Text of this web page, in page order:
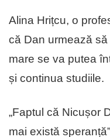
Alina Hrițcu, o
că Dan urmează
mare se va putea
și continua studiile.
„Faptul că Nicușor
mai există